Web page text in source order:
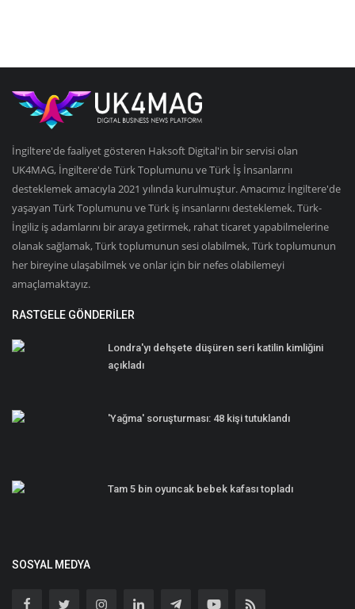
İngiltere'de faaliyet gösteren Haksoft Digital'in bir servisi olan
UK4MAG, İngiltere'de Türk Toplumunu ve Türk İş İnsanlarını
desteklemek amacıyla 2021 yılında kurulmuştur. Amacımız İngiltere'de
yaşayan Türk Toplumunu ve Türk iş insanlarını desteklemek. Türk-
İngiliz iş adamlarını bir araya getirmek, rahat ticaret yapabilmelerine
olanak sağlamak, Türk toplumunun sesi olabilmek, Türk toplumunun
her bireyine ulaşabilmek ve onlar için bir nefes olabilemeyi
amaçlamaktayız.
RASTGELE GÖNDERILER
Londra'yı dehşete düşüren seri katilin kimliğini
açıkladı
'Yağma' soruşturması: 48 kişi tutuklandı
Tam 5 bin oyuncak bebek kafası topladı
SOSYAL MEDYA